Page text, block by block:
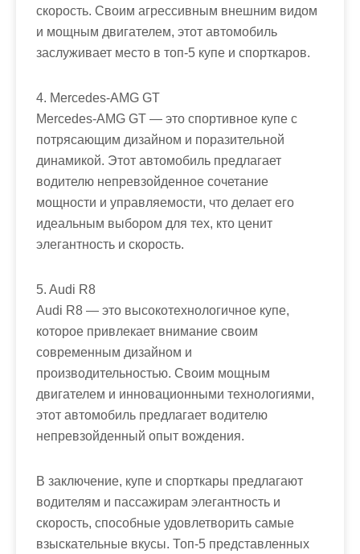
скорость. Своим агрессивным внешним видом
и мощным двигателем, этот автомобиль
заслуживает место в топ-5 купе и спорткаров.
4. Mercedes-AMG GT
Mercedes-AMG GT — это спортивное купе с
потрясающим дизайном и поразительной
динамикой. Этот автомобиль предлагает
водителю непревзойденное сочетание
мощности и управляемости, что делает его
идеальным выбором для тех, кто ценит
элегантность и скорость.
5. Audi R8
Audi R8 — это высокотехнологичное купе,
которое привлекает внимание своим
современным дизайном и
производительностью. Своим мощным
двигателем и инновационными технологиями,
этот автомобиль предлагает водителю
непревзойденный опыт вождения.
В заключение, купе и спорткары предлагают
водителям и пассажирам элегантность и
скорость, способные удовлетворить самые
взыскательные вкусы. Топ-5 представленных